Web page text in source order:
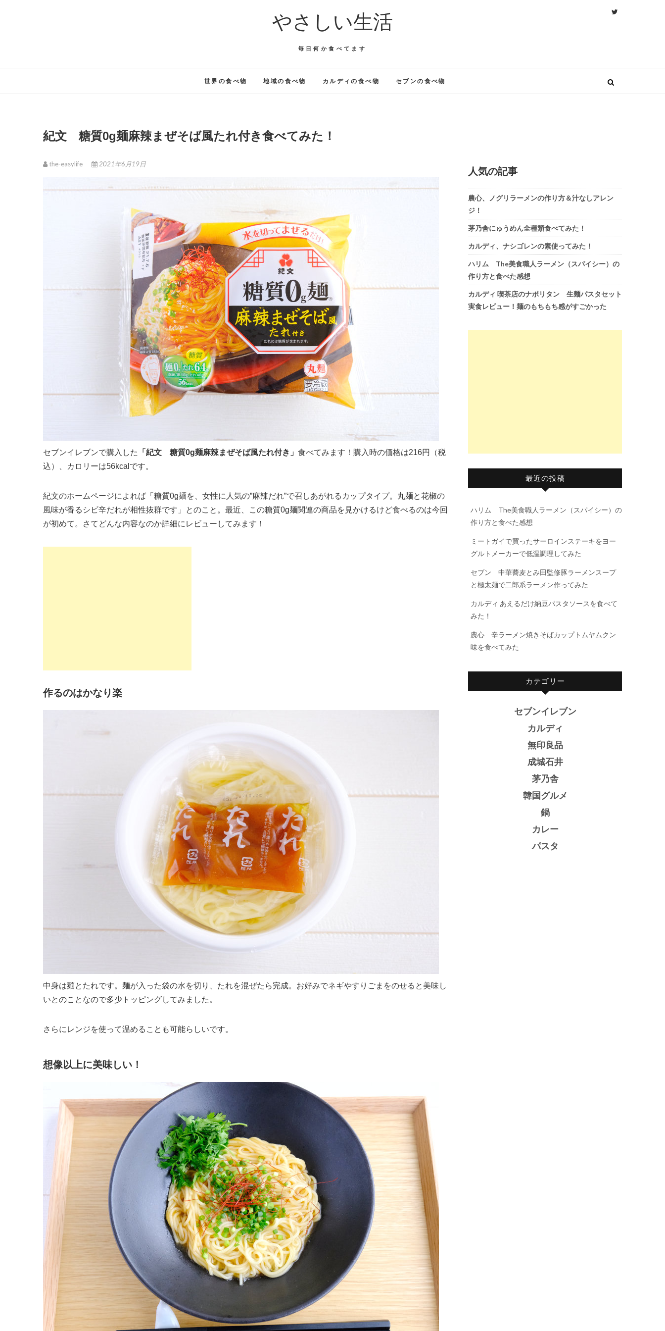
やさしい生活
毎日何か食べてます
世界の食べ物 地域の食べ物 カルディの食べ物 セブンの食べ物
紀文 糖質0g麺麻辣まぜそば風たれ付き食べてみた！
the-easylife 2021年6月19日
セブンイレブンで購入した 「紀文 糖質0g麺麻辣まぜそば風たれ付き」 食べてみます！購入時の価格は216円（税
込）、カロリーは56kcalです。
紀文のホームページによれば「糖質0g麺を、女性に人気の”麻辣だれ”で召しあがれるカップタイプ。丸麺と花椒の
風味が香るシビ辛だれが相性抜群です」とのこと。最近、この糖質0g麺関連の商品を見かけるけど食べるのは今回
が初めて。さてどんな内容なのか詳細にレビューしてみます！
作るのはかなり楽
中身は麺とたれです。麺が入った袋の水を切り、たれを混ぜたら完成。お好みでネギやすりごまをのせると美味し
いとのことなので多少トッピングしてみました。
さらにレンジを使って温めることも可能らしいです。
想像以上に美味しい！
人気の記事
農心、ノグリラーメンの作り方＆汁なしアレン
ジ！
茅乃舎にゅうめん全種類食べてみた！
カルディ、ナシゴレンの素使ってみた！
ハリム The美食職人ラーメン（スパイシー）の
作り方と食べた感想
カルディ 喫茶店のナポリタン 生麺パスタセット
実食レビュー！麺のもちもち感がすごかった
最近の投稿
ハリム The美食職人ラーメン（スパイシー）の
作り方と食べた感想
ミートガイで買ったサーロインステーキをヨー
グルトメーカーで低温調理してみた
セブン 中華蕎麦とみ田監修豚ラーメンスープ
と極太麺で二郎系ラーメン作ってみた
カルディ あえるだけ納豆パスタソースを食べて
みた！
農心 辛ラーメン焼きそばカップトムヤムクン
味を食べてみた
カテゴリー
セブンイレブン
カルディ
無印良品
成城石井
茅乃舎
韓国グルメ
鍋
カレー
パスタ